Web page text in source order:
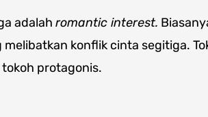
adalah romantic interest.
melibatkan konflik cinta segitiga.
protagonis.